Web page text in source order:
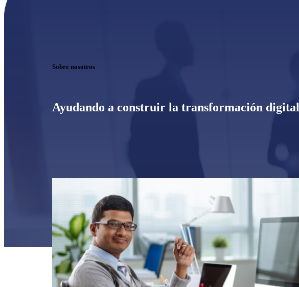
Sobre nosotros
Ayudando a construir la transformación digital